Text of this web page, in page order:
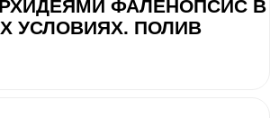
ФАЛЕНОПСИС В
УСЛОВИЯХ. ПОЛИВ